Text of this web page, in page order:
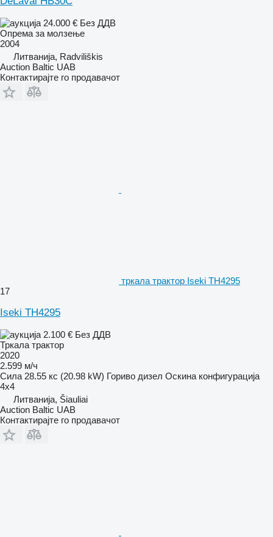
24.000 € Без ДДВ
Опрема за молзење
2004
Литванија, Radviliškis
Auction Baltic UAB
Контактирајте го продавачот
тркала трактор Iseki TH4295
17
Iseki TH4295
2.100 € Без ДДВ
Тркала трактор
2020
2.599 м/ч
Сила 28.55 кс (20.98 kW) Гориво дизел Оскина конфигурација
4x4
Литванија, Šiauliai
Auction Baltic UAB
Контактирајте го продавачот